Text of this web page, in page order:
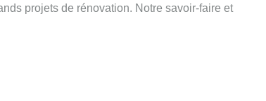
projets de rénovation. Notre savoir-faire et